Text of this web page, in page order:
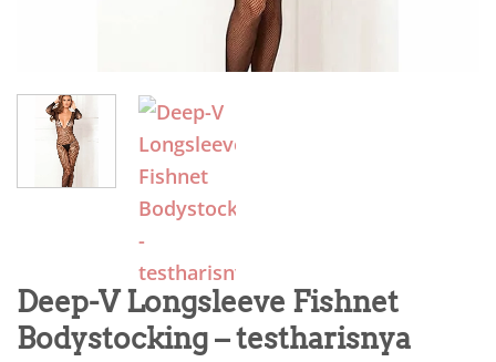
Deep-V Longsleeve Fishnet
Bodystocking – testharisnya